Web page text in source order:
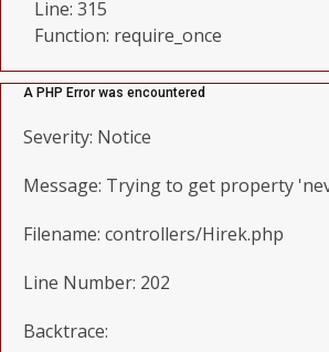
Line: 315
Function: require_once
A PHP Error was encountered
Severity: Notice
Message: Trying to get property
Filename: controllers/Hirek.php
Line Number: 202
Backtrace: